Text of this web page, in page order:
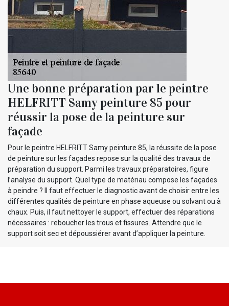
Une bonne préparation par le peintre
HELFRITT Samy peinture 85 pour
réussir la pose de la peinture sur
façade
Pour le peintre HELFRITT Samy peinture 85, la réussite de la pose
de peinture sur les façades repose sur la qualité des travaux de
préparation du support. Parmi les travaux préparatoires, figure
l’analyse du support. Quel type de matériau compose les façades
à peindre ? Il faut effectuer le diagnostic avant de choisir entre les
différentes qualités de peinture en phase aqueuse ou solvant ou à
chaux. Puis, il faut nettoyer le support, effectuer des réparations
nécessaires : reboucher les trous et fissures. Attendre que le
support soit sec et dépoussiérer avant d’appliquer la peinture.